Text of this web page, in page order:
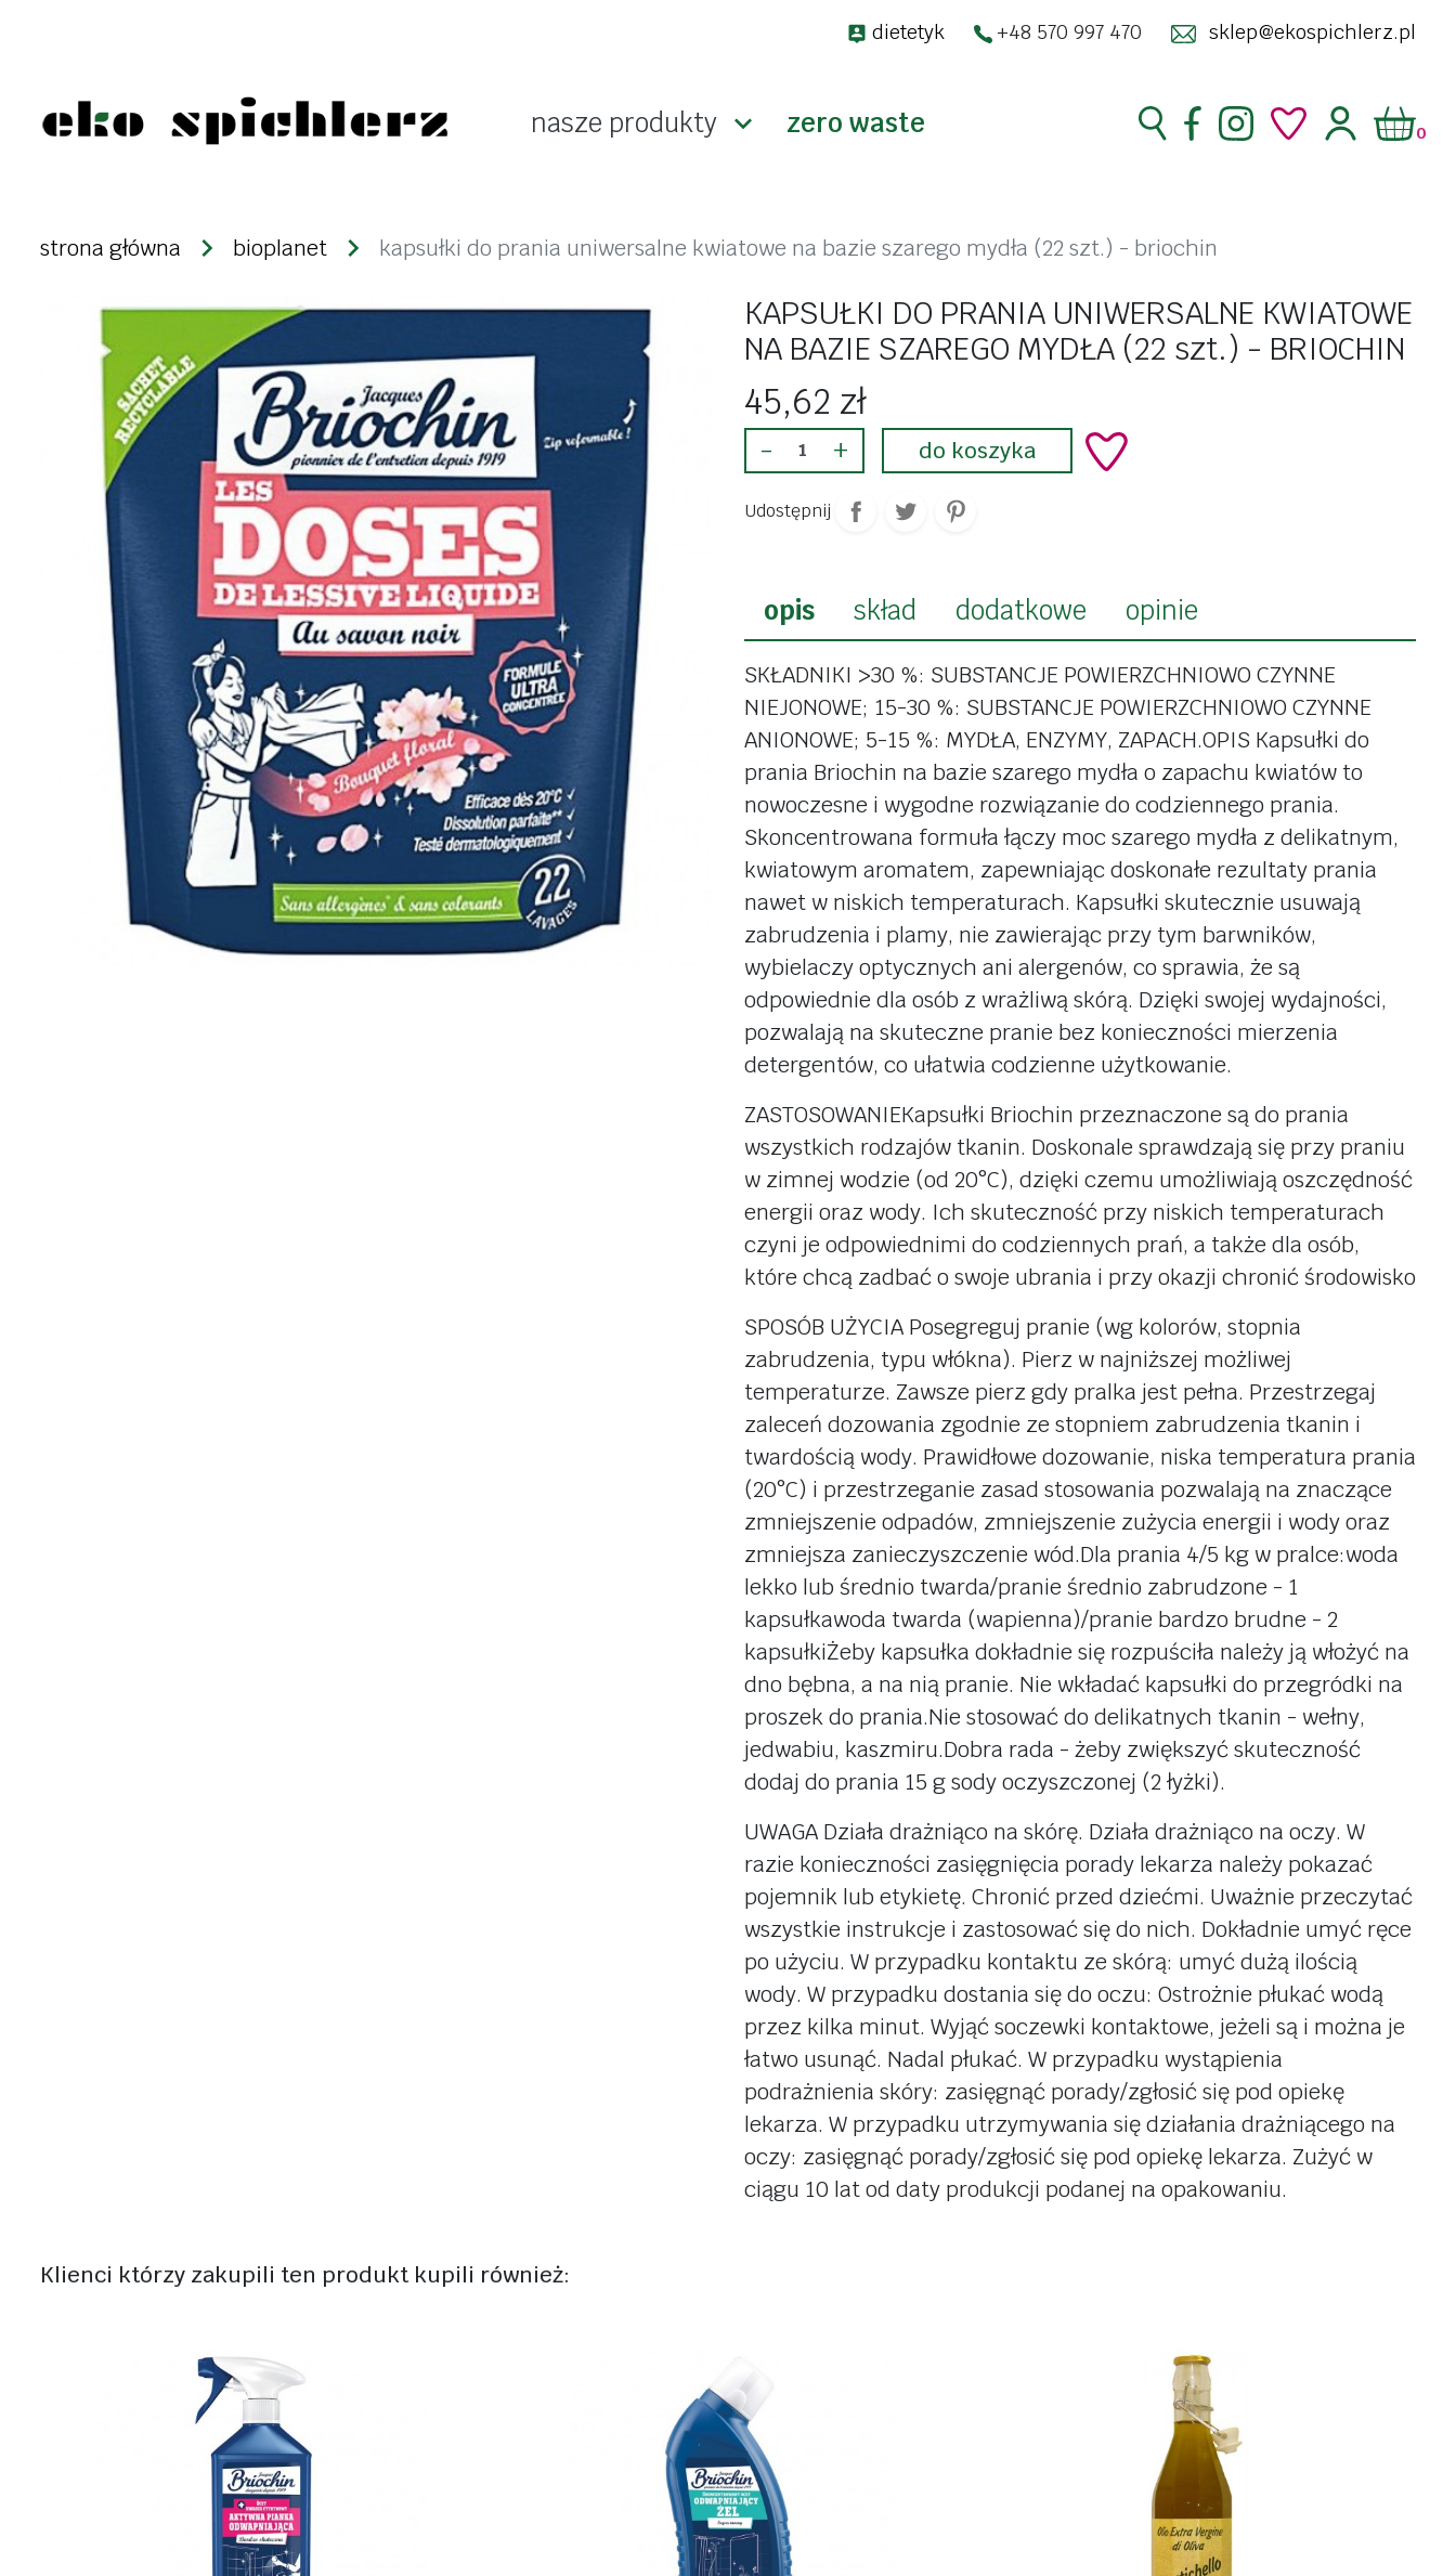
dietetyk +48 570 997 470 sklep@ekospichlerz.pl
nasze produkty 
świeże
mrożonki i lody
desery i nabiał
dżemy, konfitury,
powidła
słodycze i przekąski
cukry i słodziki
kasze, ryże,
strączki
makarony
mąki, skrobie
pieczywo
płatki, musli,
crunchy, otręby
bakalie, ziarna,
nasiona
kawy, herbaty,
kakao
ryże
makarony
bakalie i ziarna
ziarna zbóż
płatki
bez laktozy
nabiał
napoje roślinne
kremy czekoladowe
słodycze i przekąski
desery i puddingi
pasty, pasztety
przetwory, wędliny
bez cukru
zamienniki cukru
dżemy i konfitury
słodycze i przekąski
mąki, mieszanki
pieczywo
kasze i ryże
przetwory, sosy
strączki
pasty, pasztety
dania gotowe
przyprawy
płatki, musli
mięso i wędliny
mrożonki
wegańskie
nabiał roślinny
napoje roślinne
wędliny roślinne
przetwory, sosy
kremy czekoladowe
słodycze i przekąski
odporność
energia
stawy i kości
skóra, włosy,
paznokcie
odchudzanie
detoks
białka
dla dzieci
płatki, kaszki,
makarony
słodycze i przekąski
dania gotowe
przetwory, wędliny
musy owocowe i
warzywne
soki i napoje
herbaty, kakao
kosmetyki
witaminy
kimchi
kombucha
do zębów
do stóp
środki czystości
do naczyń
do kuchni
do prania
do płukania
do okien
do łazienki
do podłóg
dla zwierząt
mokra karma
smaczki
woreczki
biodegradowalne
zero waste 0
strona główna bioplanet kapsułki do prania uniwersalne kwiatowe na bazie szarego mydła (22 szt.) - briochin
KAPSUŁKI DO PRANIA UNIWERSALNE KWIATOWE
NA BAZIE SZAREGO MYDŁA (22 szt.) - BRIOCHIN
45,62 zł
- + do koszyka
Udostępnij
opis skład dodatkowe opinie
SKŁADNIKI >30 %: SUBSTANCJE POWIERZCHNIOWO CZYNNE
NIEJONOWE; 15-30 %: SUBSTANCJE POWIERZCHNIOWO CZYNNE
ANIONOWE; 5-15 %: MYDŁA, ENZYMY, ZAPACH.OPIS Kapsułki do
prania Briochin na bazie szarego mydła o zapachu kwiatów to
nowoczesne i wygodne rozwiązanie do codziennego prania.
Skoncentrowana formuła łączy moc szarego mydła z delikatnym,
kwiatowym aromatem, zapewniając doskonałe rezultaty prania
nawet w niskich temperaturach. Kapsułki skutecznie usuwają
zabrudzenia i plamy, nie zawierając przy tym barwników,
wybielaczy optycznych ani alergenów, co sprawia, że są
odpowiednie dla osób z wrażliwą skórą. Dzięki swojej wydajności,
pozwalają na skuteczne pranie bez konieczności mierzenia
detergentów, co ułatwia codzienne użytkowanie.
ZASTOSOWANIEKapsułki Briochin przeznaczone są do prania
wszystkich rodzajów tkanin. Doskonale sprawdzają się przy praniu
w zimnej wodzie (od 20°C), dzięki czemu umożliwiają oszczędność
energii oraz wody. Ich skuteczność przy niskich temperaturach
czyni je odpowiednimi do codziennych prań, a także dla osób,
które chcą zadbać o swoje ubrania i przy okazji chronić środowisko
SPOSÓB UŻYCIA Posegreguj pranie (wg kolorów, stopnia
zabrudzenia, typu włókna). Pierz w najniższej możliwej
temperaturze. Zawsze pierz gdy pralka jest pełna. Przestrzegaj
zaleceń dozowania zgodnie ze stopniem zabrudzenia tkanin i
twardością wody. Prawidłowe dozowanie, niska temperatura prania
(20°C) i przestrzeganie zasad stosowania pozwalają na znaczące
zmniejszenie odpadów, zmniejszenie zużycia energii i wody oraz
zmniejsza zanieczyszczenie wód.Dla prania 4/5 kg w pralce:woda
lekko lub średnio twarda/pranie średnio zabrudzone - 1
kapsułkawoda twarda (wapienna)/pranie bardzo brudne - 2
kapsułkiŻeby kapsułka dokładnie się rozpuściła należy ją włożyć na
dno bębna, a na nią pranie. Nie wkładać kapsułki do przegródki na
proszek do prania.Nie stosować do delikatnych tkanin - wełny,
jedwabiu, kaszmiru.Dobra rada - żeby zwiększyć skuteczność
dodaj do prania 15 g sody oczyszczonej (2 łyżki).
UWAGA Działa drażniąco na skórę. Działa drażniąco na oczy. W
razie konieczności zasięgnięcia porady lekarza należy pokazać
pojemnik lub etykietę. Chronić przed dziećmi. Uważnie przeczytać
wszystkie instrukcje i zastosować się do nich. Dokładnie umyć ręce
po użyciu. W przypadku kontaktu ze skórą: umyć dużą ilością
wody. W przypadku dostania się do oczu: Ostrożnie płukać wodą
przez kilka minut. Wyjąć soczewki kontaktowe, jeżeli są i można je
łatwo usunąć. Nadal płukać. W przypadku wystąpienia
podrażnienia skóry: zasięgnąć porady/zgłosić się pod opiekę
lekarza. W przypadku utrzymywania się działania drażniącego na
oczy: zasięgnąć porady/zgłosić się pod opiekę lekarza. Zużyć w
ciągu 10 lat od daty produkcji podanej na opakowaniu.
Klienci którzy zakupili ten produkt kupili również: